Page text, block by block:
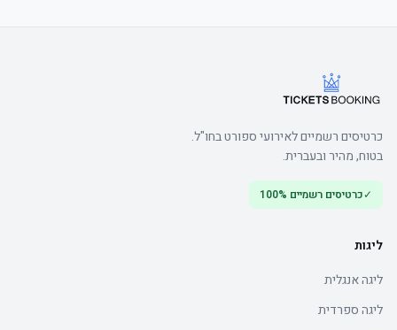
כרטיסים רשמיים לאירועי ספורט בחו"ל.
בטוח, מהיר ובעברית.
✓כרטיסים רשמיים 100%
ליגות
ליגה אנגלית
ליגה ספרדית